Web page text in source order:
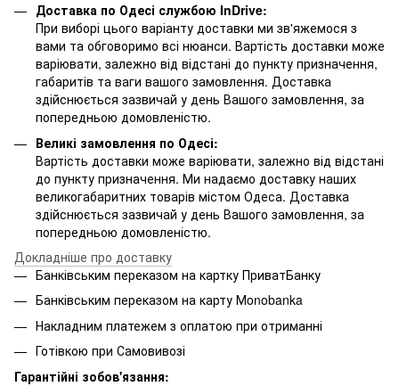
Доставка по Одесі службою InDrive:
При виборі цього варіанту доставки ми зв'яжемося з
вами та обговоримо всі нюанси. Вартість доставки може
варіювати, залежно від відстані до пункту призначення,
габаритів та ваги вашого замовлення. Доставка
здійснюється зазвичай у день Вашого замовлення, за
попередньою домовленістю.
Великі замовлення по Одесі:
Вартість доставки може варіювати, залежно від відстані
до пункту призначення. Ми надаємо доставку наших
великогабаритних товарів містом Одеса. Доставка
здійснюється зазвичай у день Вашого замовлення, за
попередньою домовленістю.
Докладніше про доставку
Банківським переказом на картку ПриватБанку
Банківським переказом на карту Мonobanka
Накладним платежем з оплатою при отриманні
Готівкою при Самовивозі
Гарантійні зобов'язання: